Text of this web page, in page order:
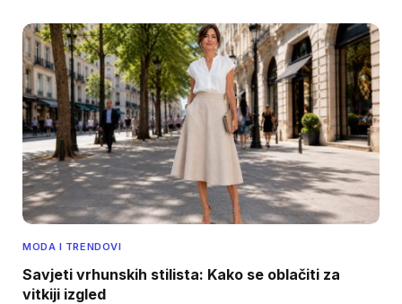
MODA I TRENDOVI
Savjeti vrhunskih stilista: Kako se oblačiti za
vitkiji izgled